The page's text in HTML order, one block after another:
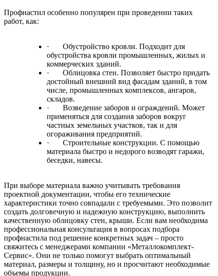
Профнастил особенно популярен при проведении таких
работ, как:
·
Обустройство кровли. Подходит для
обустройства кровли промышленных, жилых и
коммерческих зданий.
·
Облицовка стен. Позволяет быстро придать
достойный внешний вид фасадам зданий, в том
числе, промышленных комплексов, ангаров,
складов.
·
Возведение заборов и ограждений. Может
применяться для создания заборов вокруг
частных земельных участков, так и для
огораживания предприятий.
·
Строительные конструкции. С помощью
материала быстро и недорого возводят гаражи,
беседки, навесы.
При выборе материала важно учитывать требования
проектной документации, чтобы его технические
характеристики точно совпадали с требуемыми. Это позволит
создать долговечную и надежную конструкцию, выполнить
качественную облицовку стен, крыши. Если вам необходима
профессиональная консультация в вопросах подбора
профнастила под решение конкретных задач – просто
свяжитесь с менеджерами компании «Металлокомплект-
Сервис». Они не только помогут выбрать оптимальный
материал, размеры и толщину, но и просчитают необходимые
объемы продукции.